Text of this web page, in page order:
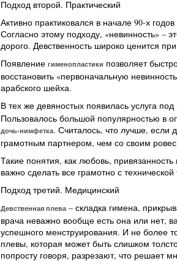
Подход второй. Практический
Активно практиковался в начале 90-х
Согласно этому подходу, «невинность» –
дорого. Девственность широко ценится при
Появление гименопластики позволяет
восстановить «первоначальную
арабского шейха.
В тех же девяностых появилась услуга
Пользовалось большой популярностью в
дочь-нимфетка. Считалось, что лучше, если
грамотным партнером, чем со своим
Такие понятия, как любовь, привязанность
важно сделать все грамотно с технической
Подход третий. Медицинский
Девственная плева– складка гимена,
врача неважно вообще есть она или нет,
успешного менструирования. И не более
плевы, которая может быть слишком
попросту говоря, разрезают, что решает